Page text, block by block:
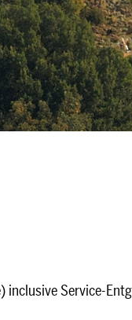
inclusive Service-